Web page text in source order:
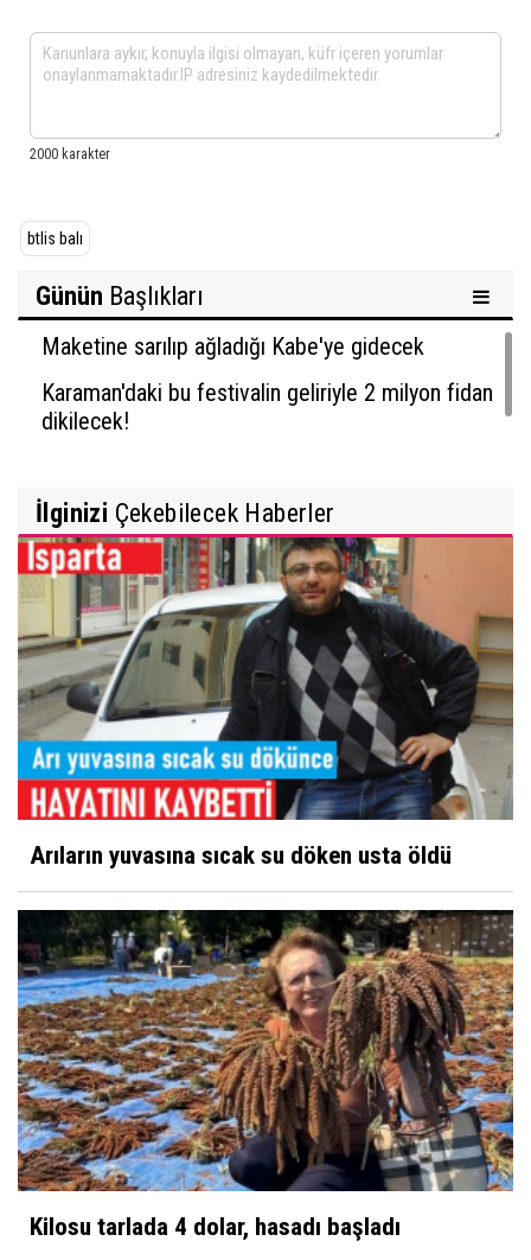
btlis balı
Günün Başlıkları
Maketine sarılıp ağladığı Kabe'ye gidecek
Karaman'daki bu festivalin geliriyle 2 milyon fidan
dikilecek!
İlginizi Çekebilecek Haberler
Arıların yuvasına sıcak su döken usta öldü
Kilosu tarlada 4 dolar, hasadı başladı